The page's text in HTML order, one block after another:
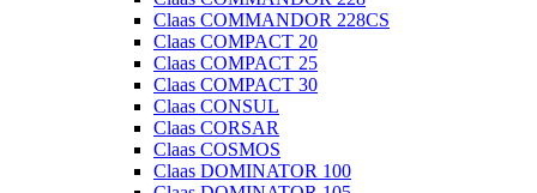
Claas COMMANDOR 228CS
Claas COMPACT 20
Claas COMPACT 25
Claas COMPACT 30
Claas CONSUL
Claas CORSAR
Claas COSMOS
Claas DOMINATOR 100